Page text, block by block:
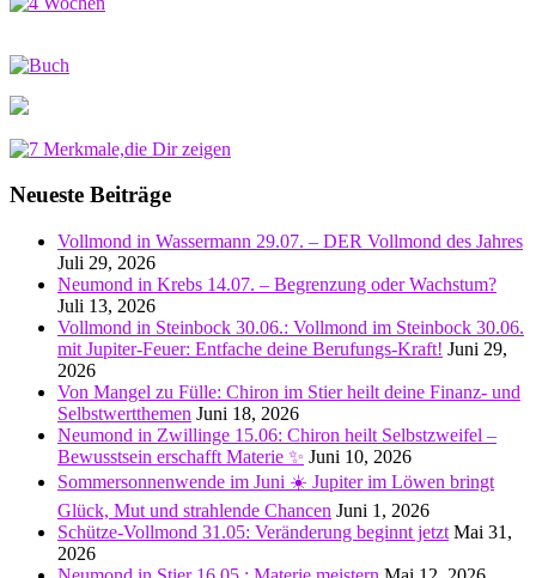
Neueste Beiträge
Vollmond in Wassermann 29.07. – DER Vollmond des Jahres
Juli 29, 2026
Neumond in Krebs 14.07. – Begrenzung oder Wachstum?
Juli 13, 2026
Vollmond in Steinbock 30.06.: Vollmond im Steinbock 30.06.
mit Jupiter-Feuer: Entfache deine Berufungs-Kraft! Juni 29,
2026
Von Mangel zu Fülle: Chiron im Stier heilt deine Finanz- und
Selbstwertthemen Juni 18, 2026
Neumond in Zwillinge 15.06: Chiron heilt Selbstzweifel –
Bewusstsein erschafft Materie ✨ Juni 10, 2026
Sommersonnenwende im Juni ☀️ Jupiter im Löwen bringt
Glück, Mut und strahlende Chancen Juni 1, 2026
Schütze-Vollmond 31.05: Veränderung beginnt jetzt Mai 31,
2026